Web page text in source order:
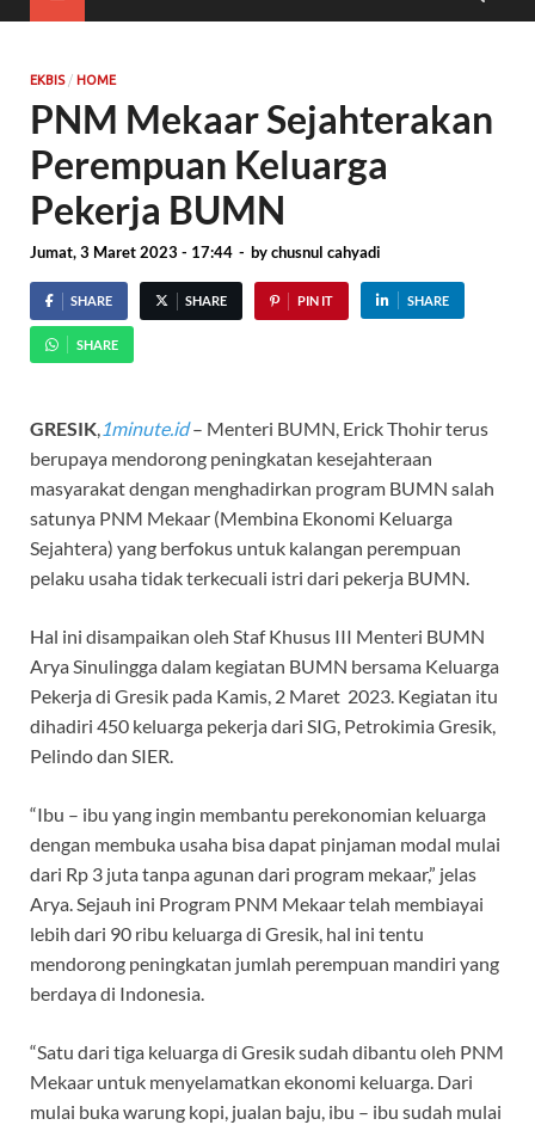
EKBIS/ HOME
PNM Mekaar Sejahterakan
Perempuan Keluarga
Pekerja BUMN
Jumat, 3 Maret 2023 - 17:44 - bychusnul cahyadi
SHARE SHARE PIN IT SHARE
SHARE
GRESIK, 1minute.id– Menteri BUMN, Erick Thohir terus
berupaya mendorong peningkatan kesejahteraan
masyarakat dengan menghadirkan program BUMN salah
satunya PNM Mekaar (Membina Ekonomi Keluarga
Sejahtera) yang berfokus untuk kalangan perempuan
pelaku usaha tidak terkecuali istri dari pekerja BUMN.
Hal ini disampaikan oleh Staf Khusus III Menteri BUMN
Arya Sinulingga dalam kegiatan BUMN bersama Keluarga
Pekerja di Gresik pada Kamis, 2 Maret 2023. Kegiatan itu
dihadiri 450 keluarga pekerja dari SIG, Petrokimia Gresik,
Pelindo dan SIER.
“Ibu – ibu yang ingin membantu perekonomian keluarga
dengan membuka usaha bisa dapat pinjaman modal mulai
dari Rp 3 juta tanpa agunan dari program mekaar,” jelas
Arya. Sejauh ini Program PNM Mekaar telah membiayai
lebih dari 90 ribu keluarga di Gresik, hal ini tentu
mendorong peningkatan jumlah perempuan mandiri yang
berdaya di Indonesia.
“Satu dari tiga keluarga di Gresik sudah dibantu oleh PNM
Mekaar untuk menyelamatkan ekonomi keluarga. Dari
mulai buka warung kopi, jualan baju, ibu – ibu sudah mulai